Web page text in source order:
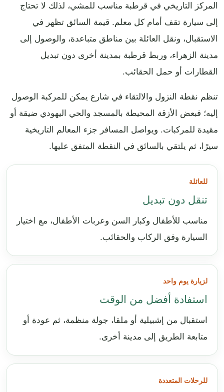
المركز التاريخي في قرطبة مناسب للمشي، لذلك لا تحتاج
إلى سيارة تقف أمام كل معلم. قيمة السائق تظهر في
الاستقبال، ونقل العائلة بين مناطق متباعدة، والوصول إلى
مدينة الزهراء، وربط قرطبة بمدينة أخرى دون تبديل
القطارات أو حمل الحقائب.
تنظم نقطة النزول والالتقاء في شارع يمكن للمركبة الوصول
إليه؛ فبعض الأزقة المحيطة بالمسجد والحي اليهودي ضيقة أو
مقيدة للمركبات. ويواصل المسافر جزء المعالم التاريخية
سيرًا، ثم يلتقي بالسائق في النقطة المتفق عليها.
للعائلة
تنقل دون تبديل
مناسب للأطفال وكبار السن وعربات الأطفال، مع اختيار
السيارة وفق الركاب والحقائب.
لزيارة يوم واحد
استفادة أفضل من الوقت
استقبال من إشبيلية أو ملقا، جولة منظمة، ثم عودة أو
متابعة الطريق إلى مدينة أخرى.
للرحلات المتعددة